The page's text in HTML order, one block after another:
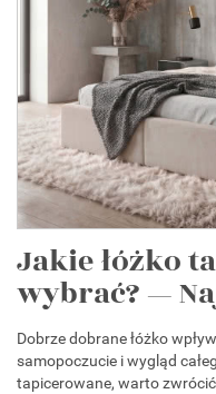
Jakie łóżko
wybrać? —
Dobrze dobrane łóżko
samopoczucie i wygląd
tapicerowane, warto